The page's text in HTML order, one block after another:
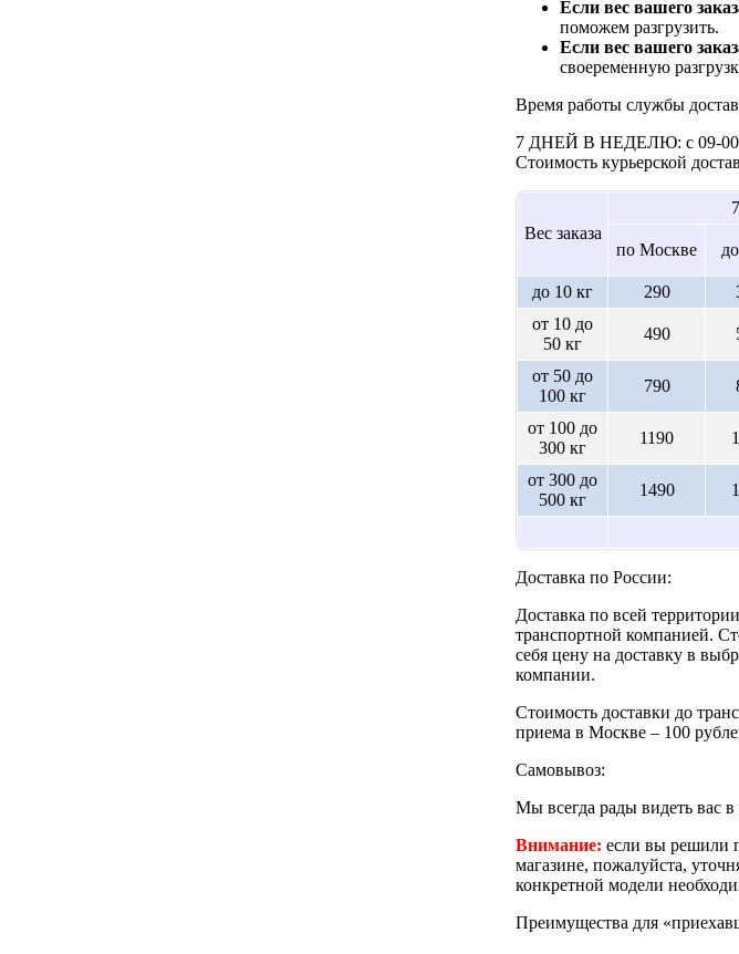
Если вес вашего
поможем разгрузить.
Если вес вашего
своеременную
Время работы службы
7 ДНЕЙ В НЕДЕЛЮ: с 09-00
Стоимость курьерской
Вес заказа
по Москве
до 10 кг
290
от 10 до
50 кг
490
от 50 до
100 кг
790
от 100 до
300 кг
1190
от 300 до
500 кг
1490
Доставка по России:
Доставка по всей
транспортной компанией.
себя цену на доставку в
компании.
Стоимость доставки до
приема в Москве – 100
Самовывоз:
Мы всегда рады видеть вас
Внимание: если вы решили
магазине, пожалуйста,
конкретной модели
Преимущества для